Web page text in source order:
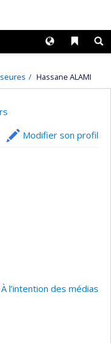
Liens
Langues
Hassane ALAMI
Modifier son profil
À l’intention des médias